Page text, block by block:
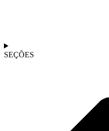
SEÇÕES